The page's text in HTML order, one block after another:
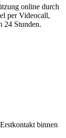
online durch
per Videocall,
24 Stunden.
Erstkontakt binnen